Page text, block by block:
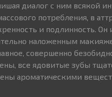
диалог с ним всякой
потребления, в
и подлинность. Он
наложенным
совершенно
все ядовитые зубы
ароматическими